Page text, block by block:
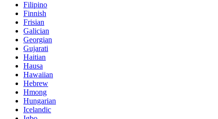
Filipino
Finnish
Frisian
Galician
Georgian
Gujarati
Haitian
Hausa
Hawaiian
Hebrew
Hmong
Hungarian
Icelandic